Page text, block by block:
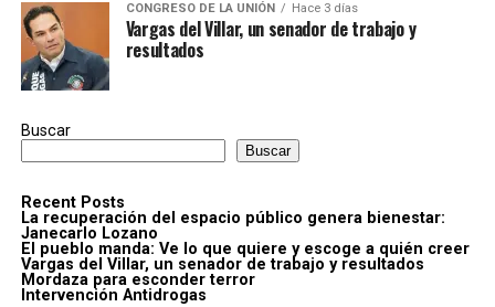
CONGRESO DE LA UNIÓN Hace 3 días
Vargas del Villar, un senador de trabajo y
resultados
Buscar
Buscar
Recent Posts
La recuperación del espacio público genera bienestar:
Janecarlo Lozano
El pueblo manda: Ve lo que quiere y escoge a quién creer
Vargas del Villar, un senador de trabajo y resultados
Mordaza para esconder terror
Intervención Antidrogas